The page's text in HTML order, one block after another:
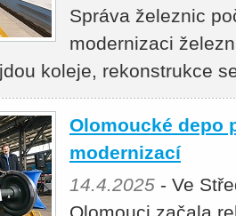
Správa železnic
modernizaci
koleje, rekonstrukce
Olomoucké depo
modernizací
14.4.2025 - Ve